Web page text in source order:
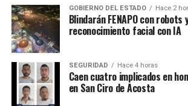
NO TE PIERDAS
Buscan crear Policía del Transporte y
conflicto del servicio UBER
GOBIERNO DEL ESTADO Hace 2
Blindarán FENAPO con
reconocimiento facial con IA
SEGURIDAD Hace 4 horas
Caen cuatro implicados en
en San Ciro de Acosta